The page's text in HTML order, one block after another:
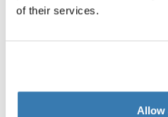
of their services.
Allow
Toggle guides and instructions
說明
在瑞典希勒斯托普的 Thule